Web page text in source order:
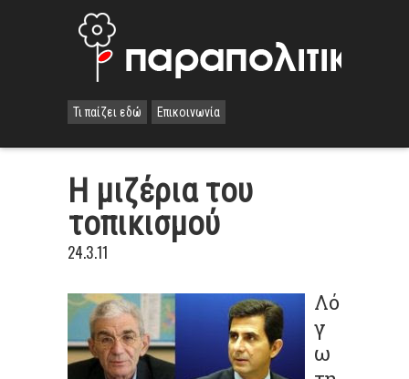
Τι παίζει εδώ Επικοινωνία
Η μιζέρια του
τοπικισμού
24.3.11
Λό
γ
ω